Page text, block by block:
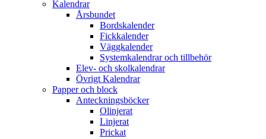
Kalendrar
Årsbundet
Bordskalender
Fickkalender
Väggkalender
Systemkalendrar och tillbehör
Elev- och skolkalendrar
Övrigt Kalendrar
Papper och block
Anteckningsböcker
Olinjerat
Linjerat
Prickat